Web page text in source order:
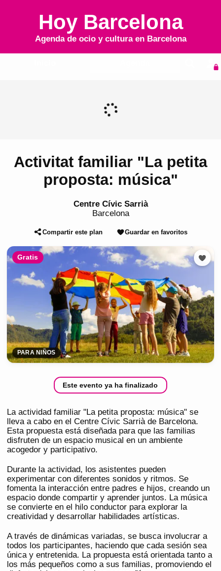
Hoy Barcelona
Agenda de ocio y cultura en Barcelona
Activitat familiar "La petita
proposta: música"
Centre Cívic Sarrià
Barcelona
Compartir este plan Guardar en favoritos
Gratis
PARA NIÑOS
Este evento ya ha finalizado
La actividad familiar "La petita proposta: música" se
lleva a cabo en el Centre Cívic Sarrià de Barcelona.
Esta propuesta está diseñada para que las familias
disfruten de un espacio musical en un ambiente
acogedor y participativo.
Durante la actividad, los asistentes pueden
experimentar con diferentes sonidos y ritmos. Se
fomenta la interacción entre padres e hijos, creando un
espacio donde compartir y aprender juntos. La música
se convierte en el hilo conductor para explorar la
creatividad y desarrollar habilidades artísticas.
A través de dinámicas variadas, se busca involucrar a
todos los participantes, haciendo que cada sesión sea
única y entretenida. La propuesta está orientada tanto a
los más pequeños como a sus familias, promoviendo el